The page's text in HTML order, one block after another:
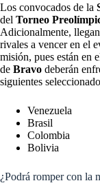
Los convocados de la
del Torneo
Adicionalmente,
rivales a vencer en el
misión, pues están en
de Bravo deberán
siguientes
Venezuela
Brasil
Colombia
Bolivia
¿Podrá romper con la